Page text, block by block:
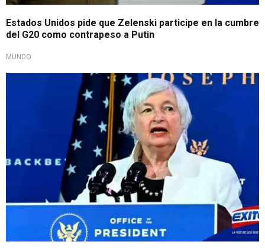
Estados Unidos pide que Zelenski participe en la cumbre
del G20 como contrapeso a Putin
MUNDO